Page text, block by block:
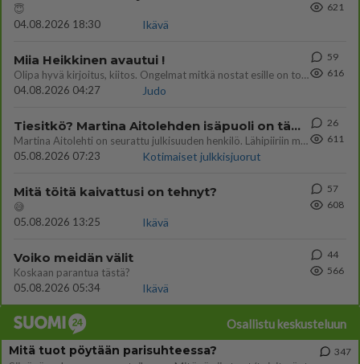
😇
04.08.2026 18:30
Ikävä
621
Miia Heikkinen avautui !
Olipa hyvä kirjoitus, kiitos. Ongelmat mitkä nostat esille on todellisia ja tämä ylimielisyys totta ja se näkyy kaikessa
04.08.2026 04:27
Judo
59
616
Tiesitkö? Martina Aitolehden isäpuoli on tämä suosittu laulaja
Martina Aitolehti on seurattu julkisuuden henkilö. Lähipiiriin mahtuu muitakin tunnettuja henkilöitä. Tiesitkö, että Ma
05.08.2026 07:23
Kotimaiset julkkisjuorut
26
611
Mitä töitä kaivattusi on tehnyt?
😅
05.08.2026 13:25
Ikävä
57
608
Voiko meidän välit
Koskaan parantua tästä?
05.08.2026 05:34
Ikävä
44
566
Osallistu keskusteluun
Mitä tuot pöytään parisuhteessa?
347